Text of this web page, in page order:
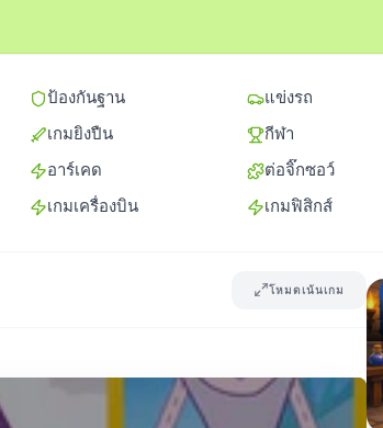
ป้องกันฐาน
เกมยิงปืน
อาร์เคด
เกมเครื่องบิน
แข่งรถ
กีฬา
ต่อจิ๊กซอว์
เกมฟิสิกส์
โหมดเน้นเกม